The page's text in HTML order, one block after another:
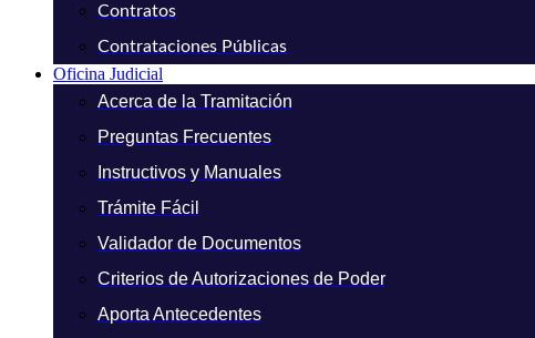
Contratos
Contrataciones Públicas
Oficina Judicial
Acerca de la Tramitación
Preguntas Frecuentes
Instructivos y Manuales
Trámite Fácil
Validador de Documentos
Criterios de Autorizaciones de Poder
Aporta Antecedentes